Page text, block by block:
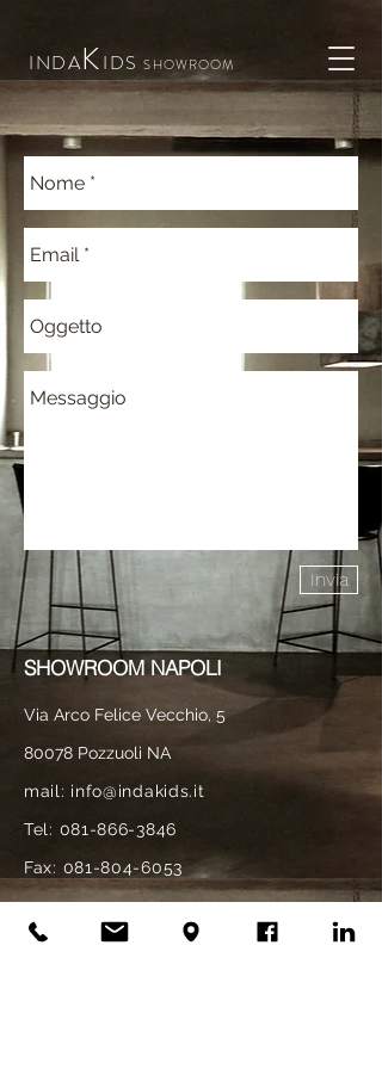
INDAKIDSSHOWROOM
SHOWROOM NAPOLI
Via Arco Felice Vecchio, 5
80078 Pozzuoli NA
mail: info@indakids.it
Tel: 081-866-3846
Fax: 081-804-6053
SHOWROOM MILANO
Invia